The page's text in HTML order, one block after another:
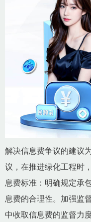
解决信息费争议的建议
议，在推进绿化工程时
息费标准：明确规定承
息费的合理性。加强监
中收取信息费的监督力